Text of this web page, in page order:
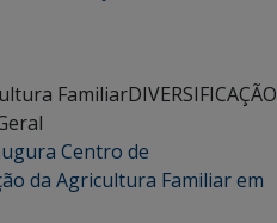
FamiliarDIVERSIFICAÇÃO
Centro de
da Agricultura Familiar em